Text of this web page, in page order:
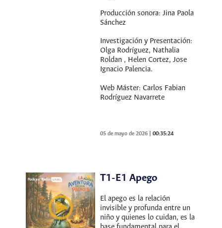
Producción sonora: Jina Paola
Sánchez
Investigación y Presentación:
Olga Rodríguez, Nathalia
Roldan , Helen Cortez, Jose
Ignacio Palencia.
Web Máster: Carlos Fabian
Rodríguez Navarrete
05 de mayo de 2026 |00:35:24
T1-E1 Apego
El apego es la relación
invisible y profunda entre un
niño y quienes lo cuidan, es la